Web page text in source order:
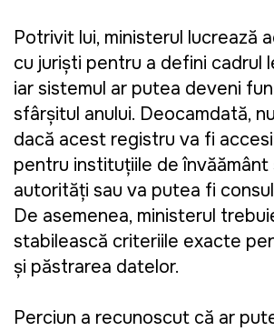
Potrivit lui, ministerul lucrează
cu juriști pentru a defini cadrul
iar sistemul ar putea deveni
sfârșitul anului. Deocamdată,
dacă acest registru va fi
pentru instituțiile de
autorități sau va putea fi
De asemenea, ministerul
stabilească criteriile exacte
și păstrarea datelor.
Perciun a recunoscut că ar